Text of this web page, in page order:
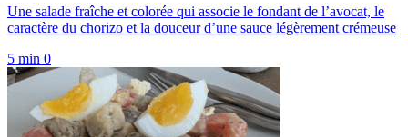
Une salade fraîche et colorée qui associe le fondant de l’avocat, le
caractère du chorizo et la douceur d’une sauce légèrement crémeuse
5 min 0